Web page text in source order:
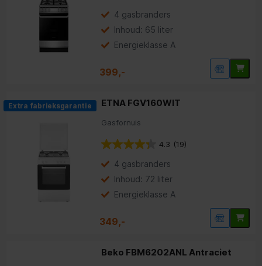
4 gasbranders
Inhoud: 65 liter
Energieklasse A
399,-
Extra fabrieksgarantie ETNA FGV160WIT
Gasfornuis
4.3 (19)
4 gasbranders
Inhoud: 72 liter
Energieklasse A
349,-
Beko FBM6202ANL Antraciet